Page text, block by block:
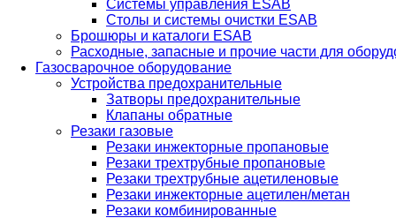
Системы управления ESAB
Столы и системы очистки ESAB
Брошюры и каталоги ESAB
Расходные, запасные и прочие части для
Газосварочное оборудование
Устройства предохранительные
Затворы предохранительные
Клапаны обратные
Резаки газовые
Резаки инжекторные пропановые
Резаки трехтрубные пропановые
Резаки трехтрубные ацетиленовые
Резаки инжекторные ацетилен/метан
Резаки комбинированные